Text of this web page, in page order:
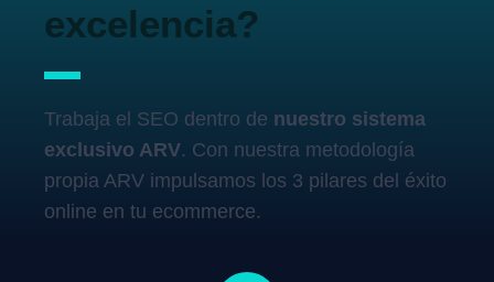
excelencia?
Trabaja el SEO dentro de nuestro sistema
exclusivo ARV. Con nuestra metodología
propia ARV impulsamos los 3 pilares del éxito
online en tu ecommerce.